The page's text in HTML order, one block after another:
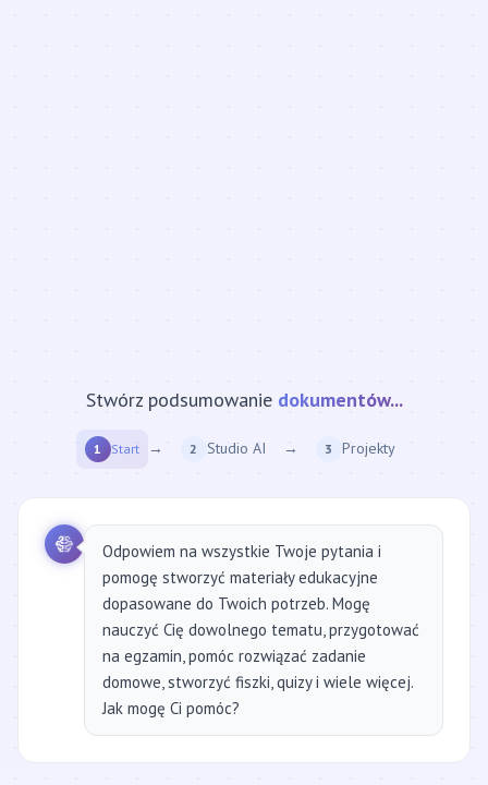
Stwórz podsumowanie strony internetowej...
1 Start → 2 Studio AI → 3 Projekty
Odpowiem na wszystkie Twoje pytania i
pomogę stworzyć materiały edukacyjne
dopasowane do Twoich potrzeb. Mogę
nauczyć Cię dowolnego tematu, przygotować
na egzamin, pomóc rozwiązać zadanie
domowe, stworzyć fiszki, quizy i wiele więcej.
Jak mogę Ci pomóc?